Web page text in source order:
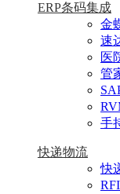
ERP条码集成
金
速
医
管
手
快递物流
快